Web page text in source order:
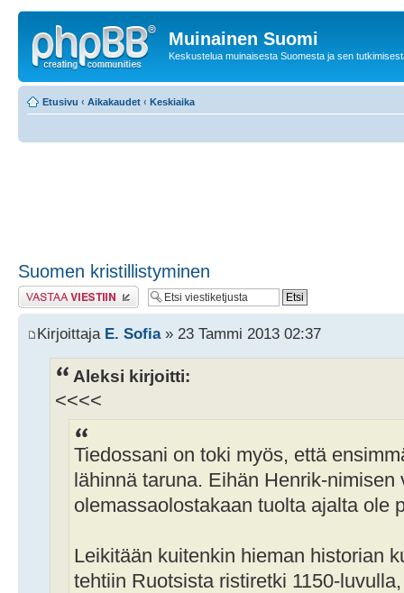
Muinainen Suomi
Keskustelua muinaisesta Suomesta ja sen
Etusivu ‹ Aikakaudet ‹ Keskiaika
Suomen kristillistyminen
Lähetä vastaus
Kirjoittaja E. Sofia» 23 Tammi 2013 02:37
Aleksi kirjoitti:
<<<<
Tiedossani on toki myös, että
lähinnä taruna. Eihän Henrik-
olemassaolostakaan tuolta ajalta ole
Leikitään kuitenkin hieman historian
tehtiin Ruotsista ristiretki 1150-